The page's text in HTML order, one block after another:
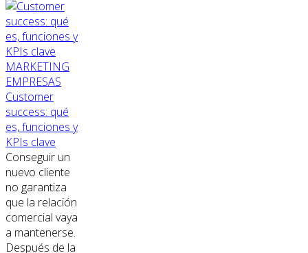
MARKETING
EMPRESAS
Customer
success: qué
es, funciones y
KPIs clave
Conseguir un
nuevo cliente
no garantiza
que la relación
comercial vaya
a mantenerse.
Después de la